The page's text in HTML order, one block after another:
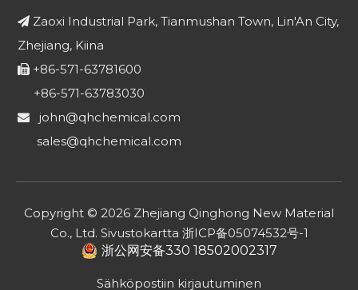
 Zaoxi Industrial Park, Tianmushan Town, Lin'An City,
Zhejiang, Kiina
 +86-571-63781600
+86-571-63783030

john@qhchemical.com
sales@qhchemical.com
Copyright © 2026 Zhejiang Qinghong New Material
Co., Ltd. Sivustokartta 浙ICP备05074532号-1
浙公网安备330 18502002317
Sähköpostiin kirjautuminen